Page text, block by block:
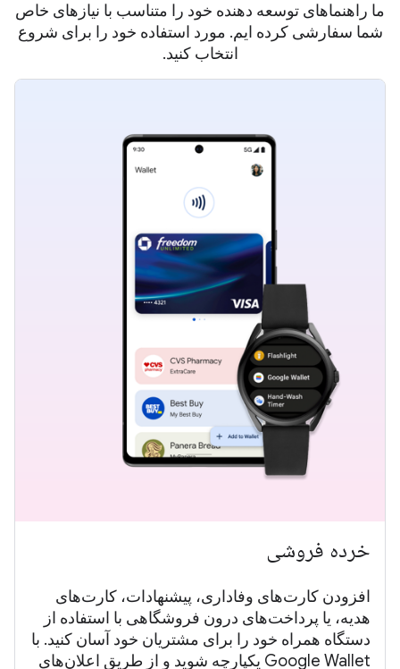
ما راهنماهای توسعه دهنده خود را متناسب با نیازهای خاص
شما سفارشی کرده ایم. مورد استفاده خود را برای شروع
انتخاب کنید.
خرده فروشی
افزودن کارت‌های وفاداری، پیشنهادات، کارت‌های
هدیه، یا پرداخت‌های درون فروشگاهی با استفاده از
دستگاه همراه خود را برای مشتریان خود آسان کنید. با
Google Wallet یکپارچه شوید و از طریق اعلان‌های